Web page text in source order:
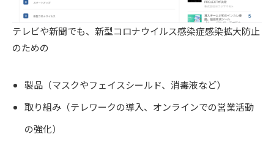
テレビや新聞でも、新型コロナウイルス感染症感染拡大防止
のための
製品（マスクやフェイスシールド、消毒液など）
取り組み（テレワークの導入、オンラインでの営業活動
の強化）